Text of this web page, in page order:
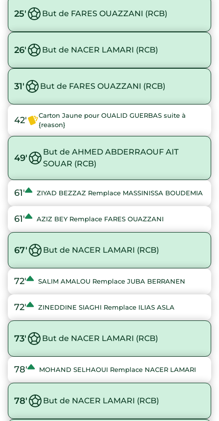
25' But de FARES OUAZZANI (RCB)
26' But de NACER LAMARI (RCB)
31' But de FARES OUAZZANI (RCB)
42'
Carton Jaune pour OUALID GUERBAS suite à
{reason}
49'
But de AHMED ABDERRAOUF AIT
SOUAR (RCB)
61' ZIYAD BEZZAZ Remplace MASSINISSA BOUDEMIA
61' AZIZ BEY Remplace FARES OUAZZANI
67' But de NACER LAMARI (RCB)
72' SALIM AMALOU Remplace JUBA BERRANEN
72' ZINEDDINE SIAGHI Remplace ILIAS ASLA
73' But de NACER LAMARI (RCB)
78' MOHAND SELHAOUI Remplace NACER LAMARI
78' But de NACER LAMARI (RCB)